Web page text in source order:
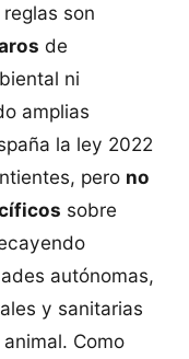
son
de
ni
amplias
la ley 2022
pero no
sobre
autónomas,
y sanitarias
Como